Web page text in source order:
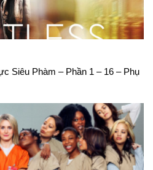
Siêu Phàm – Phần 1 – 16 – Phụ